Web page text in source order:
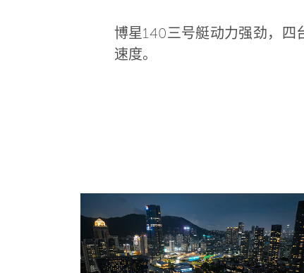
博星140三号艇动力强劲，
速度。